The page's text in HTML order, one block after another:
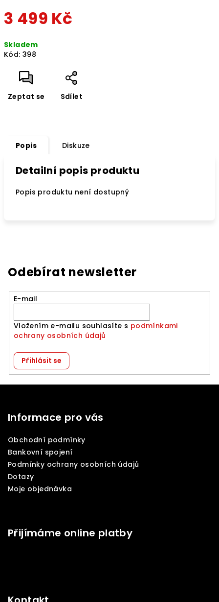
3 499 Kč
cena:
Skladem
Kód: 398
Zeptat se Sdílet
Popis Diskuze
Detailní popis produktu
Popis produktu není dostupný
Odebírat newsletter
E-mail
Vložením e-mailu souhlasíte s podmínkami
ochrany osobních údajů
Přihlásit se
Informace pro vás
Obchodní podmínky
Bankovní spojení
Podmínky ochrany osobních údajů
Dotazy
Moje objednávka
Přijímáme online platby